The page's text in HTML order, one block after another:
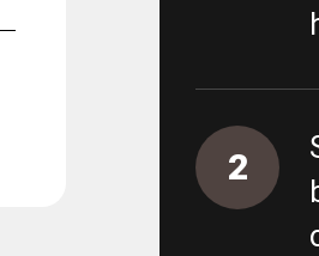
1165-5-19 - E05 Korsvägen -
1165-9-12-1 - E05 Korsvägen - Almedal -
1165-9-4-2 - E05 Korsvägen - Almedal -
2